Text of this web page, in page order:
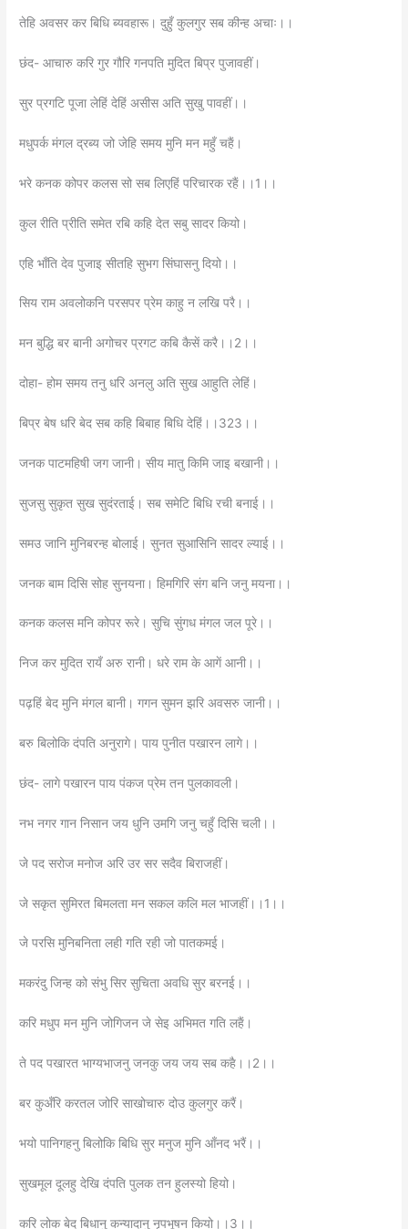
तेहि अवसर कर बिधि ब्यवहारू। दुहुँ कुलगुर सब कीन्ह अचाः।।
छंद- आचारु करि गुर गौरि गनपति मुदित बिप्र पुजावहीं।
सुर प्रगटि पूजा लेहिं देहिं असीस अति सुखु पावहीं।।
मधुपर्क मंगल द्रब्य जो जेहि समय मुनि मन महुँ चहैं।
भरे कनक कोपर कलस सो सब लिएहिं परिचारक रहैं।।1।।
कुल रीति प्रीति समेत रबि कहि देत सबु सादर कियो।
एहि भाँति देव पुजाइ सीतहि सुभग सिंघासनु दियो।।
सिय राम अवलोकनि परसपर प्रेम काहु न लखि परै।।
मन बुद्धि बर बानी अगोचर प्रगट कबि कैसें करै।।2।।
दोहा- होम समय तनु धरि अनलु अति सुख आहुति लेहिं।
बिप्र बेष धरि बेद सब कहि बिबाह बिधि देहिं।।323।।
जनक पाटमहिषी जग जानी। सीय मातु किमि जाइ बखानी।।
सुजसु सुकृत सुख सुदंरताई। सब समेटि बिधि रची बनाई।।
समउ जानि मुनिबरन्ह बोलाई। सुनत सुआसिनि सादर ल्याई।।
जनक बाम दिसि सोह सुनयना। हिमगिरि संग बनि जनु मयना।।
कनक कलस मनि कोपर रूरे। सुचि सुंगध मंगल जल पूरे।।
निज कर मुदित रायँ अरु रानी। धरे राम के आगें आनी।।
पढ़हिं बेद मुनि मंगल बानी। गगन सुमन झरि अवसरु जानी।।
बरु बिलोकि दंपति अनुरागे। पाय पुनीत पखारन लागे।।
छंद- लागे पखारन पाय पंकज प्रेम तन पुलकावली।
नभ नगर गान निसान जय धुनि उमगि जनु चहुँ दिसि चली।।
जे पद सरोज मनोज अरि उर सर सदैव बिराजहीं।
जे सकृत सुमिरत बिमलता मन सकल कलि मल भाजहीं।।1।।
जे परसि मुनिबनिता लही गति रही जो पातकमई।
मकरंदु जिन्ह को संभु सिर सुचिता अवधि सुर बरनई।।
करि मधुप मन मुनि जोगिजन जे सेइ अभिमत गति लहैं।
ते पद पखारत भाग्यभाजनु जनकु जय जय सब कहै।।2।।
बर कुअँरि करतल जोरि साखोचारु दोउ कुलगुर करैं।
भयो पानिगहनु बिलोकि बिधि सुर मनुज मुनि आँनद भरैं।।
सुखमूल दूलहु देखि दंपति पुलक तन हुलस्यो हियो।
करि लोक बेद बिधानु कन्यादानु नृपभूषन कियो।।3।।